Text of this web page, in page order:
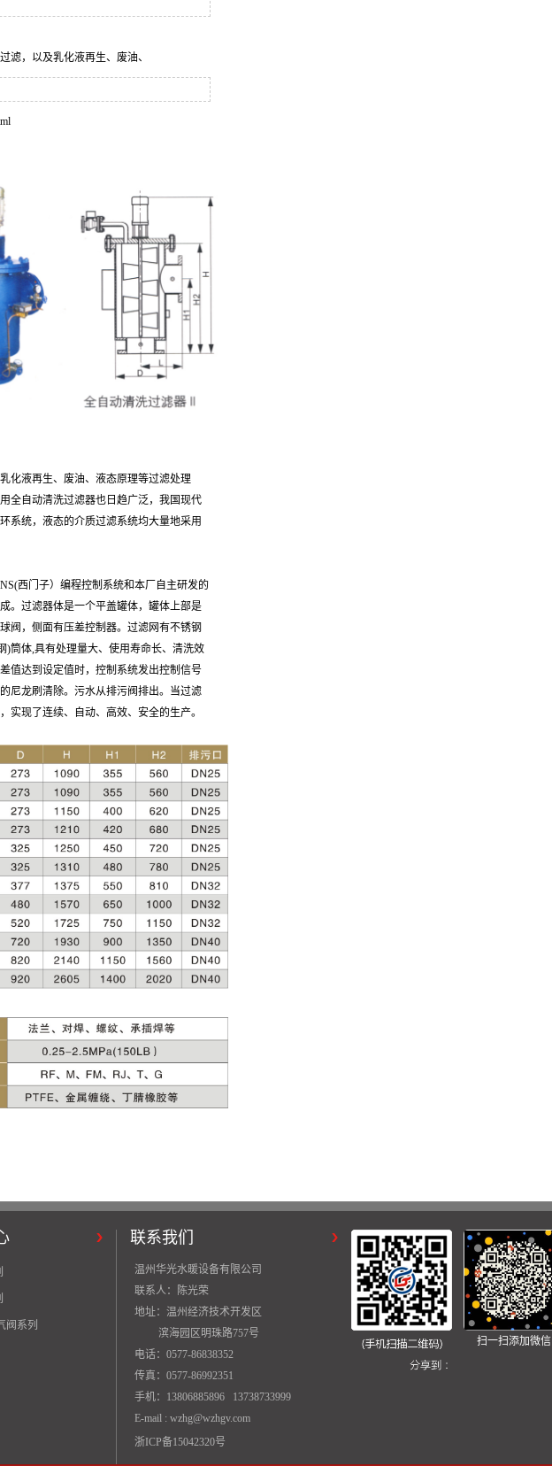
滤，以及乳化液再生、废油、
化液再生、废油、液态原理等过滤处理
全自动清洗过滤器也日 趋广泛，我国现代
系统，液态的介质过滤系统均大量地采用
西门子）编程控制系统和本厂
自主研发的
。过滤器体是一个平盖罐体，罐体上部是
阀，侧面有压差控制器。过滤网有不锈钢
)筒体,具有处理量大、使用寿命长、清洗效
差值达到设定值时，控制系统发出控制信号
尼龙刷清除。污水从排污阀排出。当过滤
实现了连续、自动、高效、安全的生产。
阀系列
联系我们
温州华光水暖设备有限公司
联系人：陈光荣
地址：温州经济技术开发区
滨海园区明珠路757号
电话：0577-86838352
传真：0577-86992351
手机：13806885896 13738733999
E-mail : wzhg@wzhgv.com
浙ICP备15042320号
扫一扫添加微信